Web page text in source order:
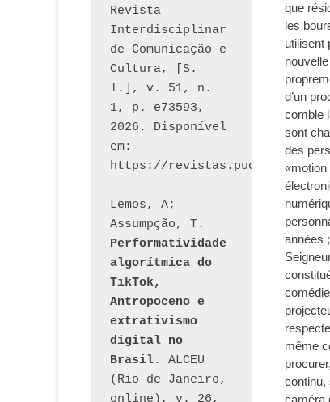
que
les
utilisent
d’un
comble
sont
des
«motion
années
même
continu,
caméra
Revista
Interdisciplinar
de Comunicação e
Cultura, [S.
l.], v. 51, n.
1, p. e73593,
2026. Disponível
em:
Lemos, A;
Performatividade
algorítmica do
TikTok,
Antropoceno e
extrativismo
digital no
Brasil. ALCEU
(Rio de Janeiro,
online), v. 26,